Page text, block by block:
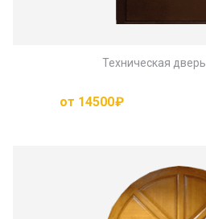
Техническая дверь
от 14500₽